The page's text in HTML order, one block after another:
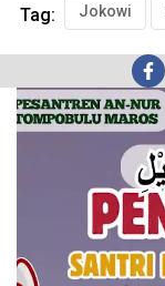
Tag: Jokowi
Pemutar
Video